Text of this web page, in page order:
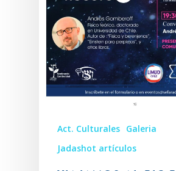
Act. Culturales Galeria
Jadashot artículos